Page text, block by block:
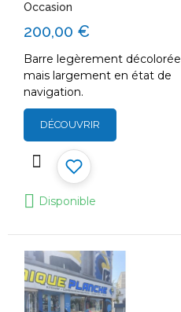
Occasion
200,00 €
Barre legèrement décolorée
mais largement en état de
navigation.
DÉCOUVRIR
Disponible